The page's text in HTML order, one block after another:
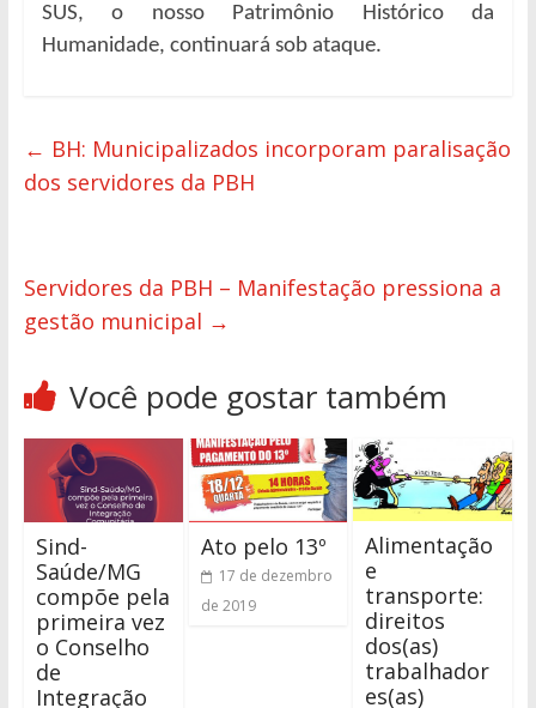
SUS, o nosso Patrimônio Histórico da
Humanidade, continuará sob ataque.
← BH: Municipalizados incorporam paralisação
dos servidores da PBH
Servidores da PBH – Manifestação pressiona a
gestão municipal →
Você pode gostar também
Sind-
Saúde/MG
compõe pela
primeira vez
o Conselho
de
Integração
Ato pelo 13º
17 de dezembro
de 2019
Alimentação
e
transporte:
direitos
dos(as)
trabalhador
es(as)